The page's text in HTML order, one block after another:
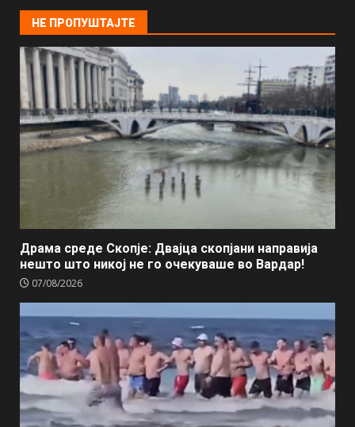
НЕ ПРОПУШТАЈТЕ
Драма среде Скопје: Двајца скопјани направија
нешто што никој не го очекуваше во Вардар!
07/08/2026